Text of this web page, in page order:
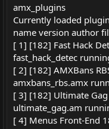
amx_plugins
Currently loaded
name version author
[ 1] [182] Fast Hack
fast_hack_detec
[ 2] [182] AMXBans
amxbans_rbs.amx
[ 3] [182] Ultimate Gag
ultimate_gag.am
[ 4] Menus Front-End